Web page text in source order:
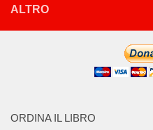
ALTRO
ORDINA IL LIBRO